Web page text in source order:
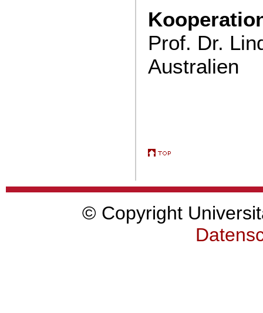
Prof. Dr.
Australien
© Copyright